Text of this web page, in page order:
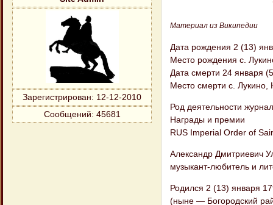
Зарегистрирован: 12-12-2010
Сообщений: 45681
Материал из Википедии
Дата рождения 2 (13)
Место рождения с.
Дата смерти 24 января
Место смерти с. Лукино,
Род деятельности
Награды и премии
RUS Imperial Order of
Александр Дмитриевич
музыкант-любитель и
Родился 2 (13) января
(ныне — Богородский